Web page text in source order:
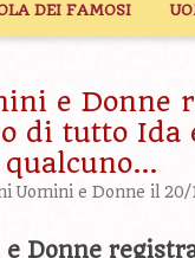
DEI FAMOSI
e Donne
di tutto Ida
Uomini e Donne il 20/
Donne